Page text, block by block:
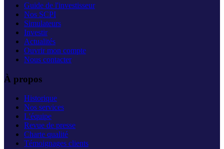
Guide de l'investisseur
Nos SCPI
Simulateurs
Investir
Actualités
Ouvrir mon compte
Nous contacter
À propos
Historique
Nos services
L'équipe
Revue de presse
Charte qualité
Témoignages clients